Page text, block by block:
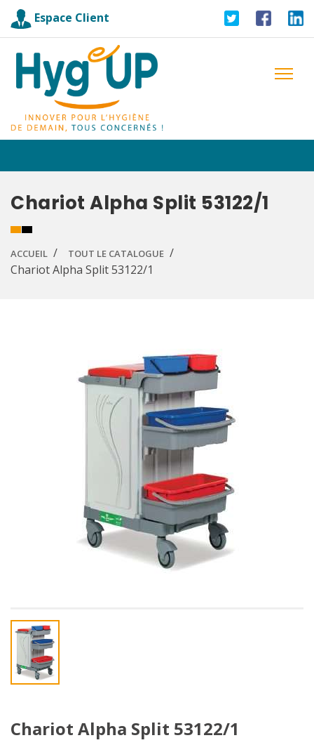
Espace Client
Chariot Alpha Split 53122/1
ACCUEIL TOUT LE CATALOGUE
Chariot Alpha Split 53122/1
Chariot Alpha Split 53122/1